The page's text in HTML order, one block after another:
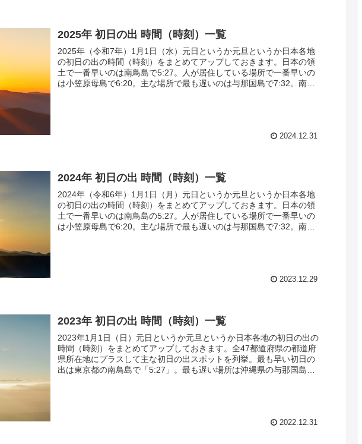
2025年 初日の出 時間（時刻）一覧
2025年（令和7年）1月1日（水）元日というか元旦というか日本各地
の初日の出の時間（時刻）をまとめてアップしておきます。日本の領
土で一番早いのは南鳥島で5:27。人が居住している場所で一番早いの
は小笠原母島で6:20。主な場所で最も遅いのは与那国島で7:32。南鳥
2024.12.31
2024年 初日の出 時間（時刻）一覧
2024年（令和6年）1月1日（月）元日というか元旦というか日本各地
の初日の出の時間（時刻）をまとめてアップしておきます。日本の領
土で一番早いのは南鳥島の5:27。人が居住している場所で一番早いの
は小笠原母島で6:20。主な場所で最も遅いのは与那国島で7:32。南鳥
2023.12.29
2023年 初日の出 時間（時刻）一覧
2023年1月1日（日）元日というか元旦というか日本各地の初日の出の
時間（時刻）をまとめてアップしておきます。全47都道府県の都道府
県所在地にプラスして主な初日の出スポットを列挙。最も早い初日の
出は東京都の南鳥島で「5:27」。最も遅い場所は沖縄県の与那国島で
2022.12.31